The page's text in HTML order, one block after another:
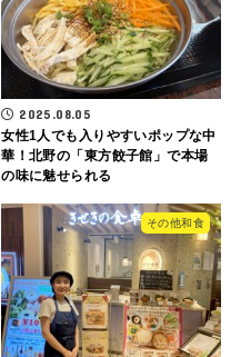
2025.08.05
女性1人でも入りやすいポップな中
華！北野の「東方餃子館」で本場
の味に魅せられる
その他和食